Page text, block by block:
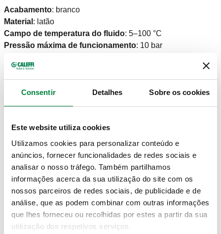
Consentir Detalhes Sobre os cookies
Este website utiliza cookies
Utilizamos cookies para personalizar conteúdo e
anúncios, fornecer funcionalidades de redes sociais e
analisar o nosso tráfego. Também partilhamos
informações acerca da sua utilização do site com os
nossos parceiros de redes sociais, de publicidade e de
análise, que as podem combinar com outras informações
que lhes forneceu ou recolhidas por estes a partir da sua
utilização dos respetivos serviços.
Acabamento: branco
Material : latão
Campo de temperatura do fluido: 5–100 °C
Pressão máxima de funcionamento: 10 bar
DESENHOS E ESPECIFICAÇÕES
400401
G 1/2" A (ISO 228-
1) M
saída
23 p. 1,5
1,27
m³/h
Kv detentor
(t.a.)
1,37 m³/h